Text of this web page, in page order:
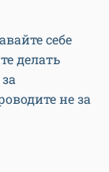
себе
делать
не за